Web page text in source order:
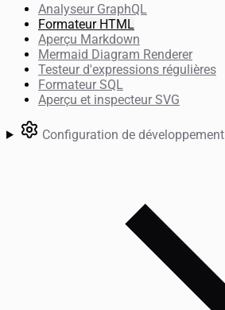
Analyseur GraphQL
Formateur HTML
Aperçu Markdown
Mermaid Diagram Renderer
Testeur d'expressions régulières
Formateur SQL
Aperçu et inspecteur SVG
Configuration de développement